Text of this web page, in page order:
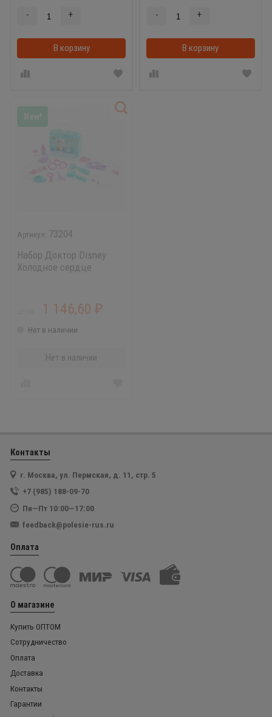
- +
В корзину В корзинке
- +
В корзину
New!
73204
Набор Доктор Disney
Холодное сердце
1 146,60 ₽
Нет в наличии
Нет в наличии
Контакты
г. Москва, ул. Пермская, д. 11, стр. 5
+7 (985) 188-09-70
Пн—Пт 10:00—17:00
feedback@polesie-rus.ru
Оплата
О магазине
Купить ОПТОМ
Сотрудничество
Оплата
Доставка
Контакты
Гарантии